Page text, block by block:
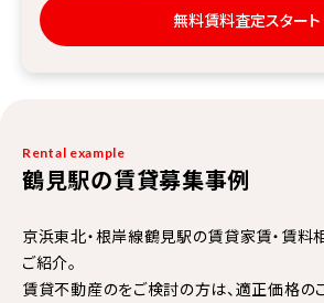
無料賃料査定スタート
Rental example
鶴見駅の賃貸募集事例
京浜東北・根岸線鶴見駅の賃貸家賃・賃料
ご紹介。
賃貸不動産のをご検討の方は、適正価格の